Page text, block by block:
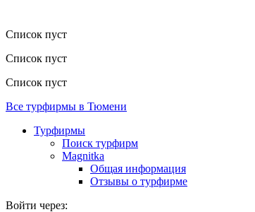
Список пуст
Список пуст
Список пуст
Все турфирмы в Тюмени
Турфирмы
Поиск турфирм
Magnitka
Общая информация
Отзывы о турфирме
Войти через: